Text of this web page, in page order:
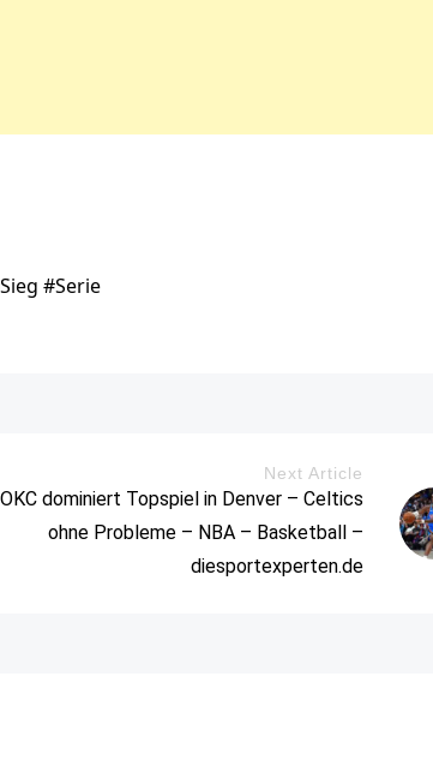
#Serie
Next Article
OKC dominiert Topspiel in Denver – Celtics
ohne Probleme – NBA – Basketball –
diesportexperten.de